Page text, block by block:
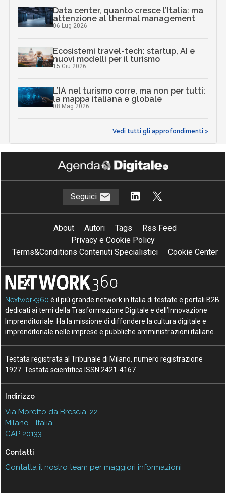
Data center, quanto cresce l’Italia: ma
attenzione al thermal management
06 Lug 2026
Ecosistemi travel-tech: startup, AI e
nuovi modelli per il turismo
15 Giu 2026
L’IA nel turismo corre, ma non per tutti:
la mappa italiana e globale
08 Mag 2026
Vedi tutti gli approfondimenti >
Seguici
About Autori Tags
Rss Feed
Privacy e Cookie Policy
Terms&Conditions Contenuti Specialistici
Cookie Center
Nextwork360 è il più grande network in Italia di testate e portali B2B
dedicati ai temi della Trasformazione Digitale e dell’Innovazione
Imprenditoriale. Ha la missione di diffondere la cultura digitale e
imprenditoriale nelle imprese e pubbliche amministrazioni italiane.
Testata registrata al Tribunale di Milano, numero registrazione
1927. Testata scientifica ISSN 2421-4167
Indirizzo
Via Moretto da Brescia, 22
Milano - Italia
CAP 20133
Contatti
Contatta il nostro team per maggiori informazioni